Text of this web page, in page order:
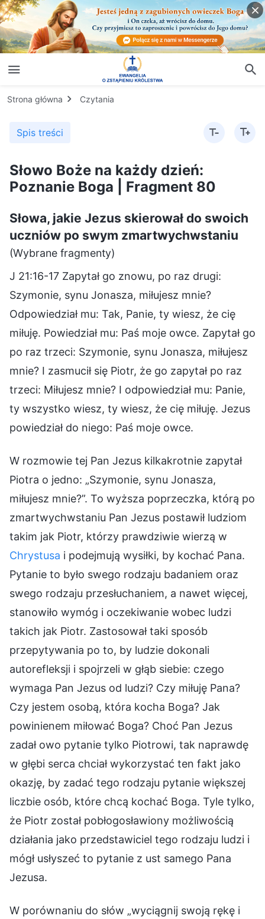
Strona główna Czytania
Spis treści
Słowo Boże na każdy dzień:
Poznanie Boga | Fragment 80
Słowa, jakie Jezus skierował do swoich
uczniów po swym zmartwychwstaniu
(Wybrane fragmenty)
J 21:16-17 Zapytał go znowu, po raz drugi:
Szymonie, synu Jonasza, miłujesz mnie?
Odpowiedział mu: Tak, Panie, ty wiesz, że cię
miłuję. Powiedział mu: Paś moje owce. Zapytał go
po raz trzeci: Szymonie, synu Jonasza, miłujesz
mnie? I zasmucił się Piotr, że go zapytał po raz
trzeci: Miłujesz mnie? I odpowiedział mu: Panie,
ty wszystko wiesz, ty wiesz, że cię miłuję. Jezus
powiedział do niego: Paś moje owce.
W rozmowie tej Pan Jezus kilkakrotnie zapytał
Piotra o jedno: „Szymonie, synu Jonasza,
miłujesz mnie?”. To wyższa poprzeczka, którą po
zmartwychwstaniu Pan Jezus postawił ludziom
takim jak Piotr, którzy prawdziwie wierzą w
Chrystusa i podejmują wysiłki, by kochać Pana.
Pytanie to było swego rodzaju badaniem oraz
swego rodzaju przesłuchaniem, a nawet więcej,
stanowiło wymóg i oczekiwanie wobec ludzi
takich jak Piotr. Zastosował taki sposób
przepytywania po to, by ludzie dokonali
autorefleksji i spojrzeli w głąb siebie: czego
wymaga Pan Jezus od ludzi? Czy miłuję Pana?
Czy jestem osobą, która kocha Boga? Jak
powinienem miłować Boga? Choć Pan Jezus
zadał owo pytanie tylko Piotrowi, tak naprawdę
w głębi serca chciał wykorzystać ten fakt jako
okazję, by zadać tego rodzaju pytanie większej
liczbie osób, które chcą kochać Boga. Tyle tylko,
że Piotr został pobłogosławiony możliwością
działania jako przedstawiciel tego rodzaju ludzi i
mógł usłyszeć to pytanie z ust samego Pana
Jezusa.
W porównaniu do słów „wyciągnij swoją rękę i